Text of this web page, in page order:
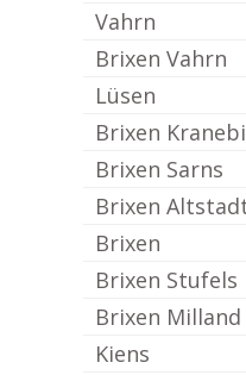
Vahrn
Brixen Vahrn
Lüsen
Brixen
Brixen Sarns
Brixen
Brixen
Brixen Stufels
Brixen Milland
Kiens